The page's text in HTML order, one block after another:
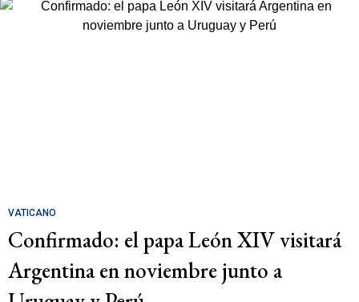
VATICANO
Confirmado: el papa León XIV visitará
Argentina en noviembre junto a